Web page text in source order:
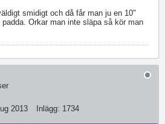
smidigt och då får man ju en 10"
Orkar man inte släpa så kör man
2013 Inlägg: 1734